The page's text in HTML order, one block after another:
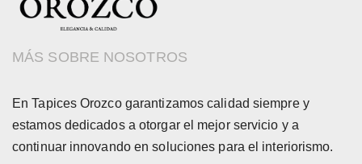
MÁS SOBRE NOSOTROS
En Tapices Orozco garantizamos calidad siempre y
estamos dedicados a otorgar el mejor servicio y a
continuar innovando en soluciones para el interiorismo.